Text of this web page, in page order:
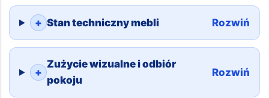
+ Stan techniczny mebli Rozwiń
+
Zużycie wizualne i odbiór
pokoju
Rozwiń